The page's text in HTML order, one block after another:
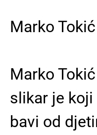
Marko Tokić
Marko
slikar je
bavi od